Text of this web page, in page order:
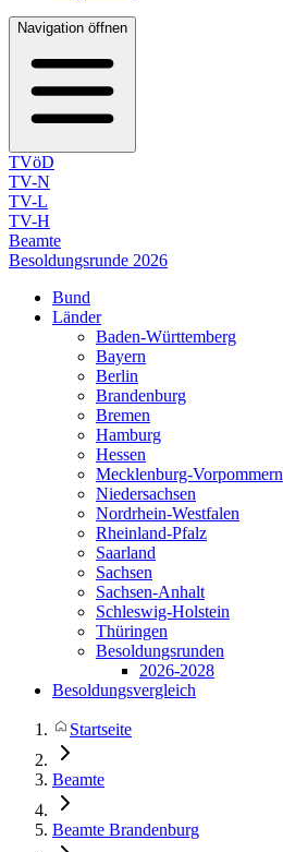
Navigation öffnen
TVöD
TV-N
TV-L
TV-H
Beamte
Besoldungsrunde 2026
Bund
Länder
Baden-Württemberg
Bayern
Berlin
Brandenburg
Bremen
Hamburg
Hessen
Mecklenburg-Vorpommern
Niedersachsen
Nordrhein-Westfalen
Rheinland-Pfalz
Saarland
Sachsen
Sachsen-Anhalt
Schleswig-Holstein
Thüringen
Besoldungsrunden
2026-2028
Besoldungsvergleich
Startseite
Beamte
Beamte Brandenburg